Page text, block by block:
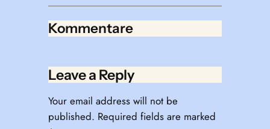
Kommentare
Leave a Reply
Your email address will not be
published. Required fields are marked